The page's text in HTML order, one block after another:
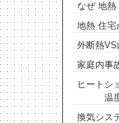
なぜ 地熱
地熱 住宅
外断熱VS
家庭内事
ヒートシ
温度
換気シス